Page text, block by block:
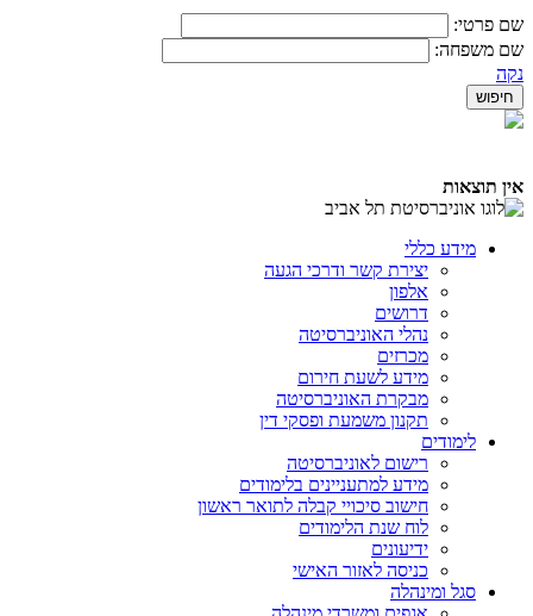
שם פרטי:
שם משפחה:
נקה
אין תוצאות
מידע כללי
יצירת קשר ודרכי הגעה
אלפון
דרושים
נהלי האוניברסיטה
מכרזים
מידע לשעת חירום
מבקרת האוניברסיטה
תקנון משמעת ופסקי דין
לימודים
רישום לאוניברסיטה
מידע למתעניינים בלימודים
חישוב סיכויי קבלה לתואר ראשון
לוח שנת הלימודים
ידיעונים
כניסה לאזור האישי
סגל ומינהלה